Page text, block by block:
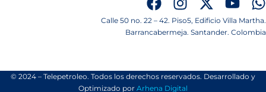
Calle 50 no. 22 – 42. Piso5, Edificio Villa Martha.
Barrancabermeja. Santander. Colombia
© 2024 – Telepetroleo. Todos los derechos reservados. Desarrollado y
Optimizado por Arhena Digital